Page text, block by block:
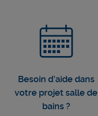
Besoin d’aide dans
votre projet salle de
bains ?